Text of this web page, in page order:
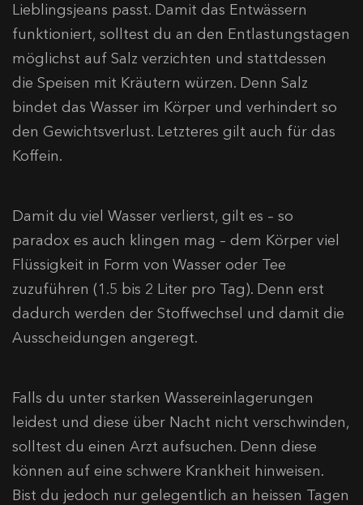
Lieblingsjeans passt. Damit das Entwässern
funktioniert, solltest du an den Entlastungstagen
möglichst auf Salz verzichten und stattdessen
die Speisen mit Kräutern würzen. Denn Salz
bindet das Wasser im Körper und verhindert so
den Gewichtsverlust. Letzteres gilt auch für das
Koffein.
Damit du viel Wasser verlierst, gilt es – so
paradox es auch klingen mag ­– dem Körper viel
Flüssigkeit in Form von Wasser oder Tee
zuzuführen (1.5 bis 2 Liter pro Tag). Denn erst
dadurch werden der Stoffwechsel und damit die
Ausscheidungen angeregt.
Falls du unter starken Wassereinlagerungen
leidest und diese über Nacht nicht verschwinden,
solltest du einen Arzt aufsuchen. Denn diese
können auf eine schwere Krankheit hinweisen.
Bist du jedoch nur gelegentlich an heissen Tagen